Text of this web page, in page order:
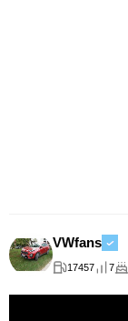
VWfans
17457 7